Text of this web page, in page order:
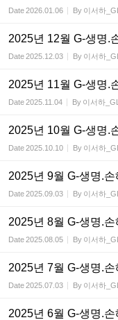
Date2026.01.06 By 이서하
2025년 12월 G-생명.
Date2025.12.03 By 이서하
2025년 11월 G-생명.
Date2025.11.04 By 이서하
2025년 10월 G-생명.
Date2025.10.10 By 이서하
2025년 9월 G-생명.
Date2025.09.03 By 이서하
2025년 8월 G-생명.
Date2025.08.05 By 이서하
2025년 7월 G-생명.
Date2025.07.03 By 이서하
2025년 6월 G-생명.